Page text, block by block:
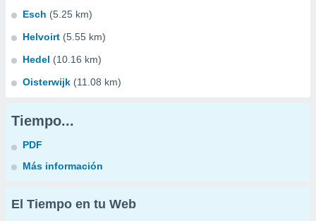
Esch (5.25 km)
Helvoirt (5.55 km)
Hedel (10.16 km)
Oisterwijk (11.08 km)
Tiempo...
PDF
Más información
El Tiempo en tu Web